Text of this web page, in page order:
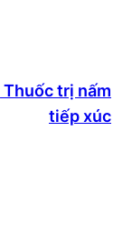
Thuốc trị nấm
tiếp xúc